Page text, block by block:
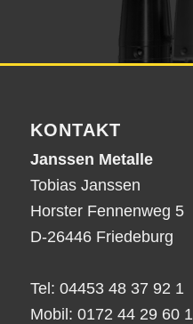
KONTAKT
Janssen Metalle
Tobias Janssen
Horster Fennenweg 5
D-26446 Friedeburg
Tel: 04453 48 37 92 1
Mobil: 0172 44 29 60 1